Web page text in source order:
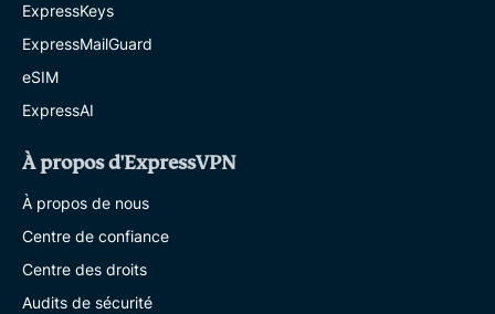
ExpressKeys
ExpressMailGuard
eSIM
ExpressAI
À propos d'ExpressVPN
À propos de nous
Centre de confiance
Centre des droits
Audits de sécurité